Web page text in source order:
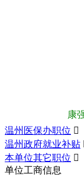
康
温州医保办职位 
温州政府就业补贴
本单位其它职位 
单位工商信息